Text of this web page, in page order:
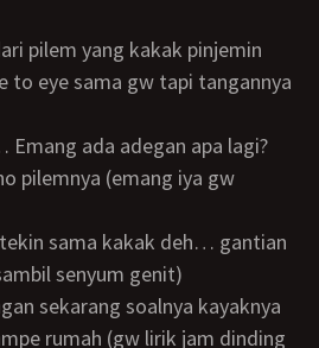
to eye sama gw tapi tangannya
pilemnya (emang iya gw
senyum genit)
rumah (gw lirik jam dinding